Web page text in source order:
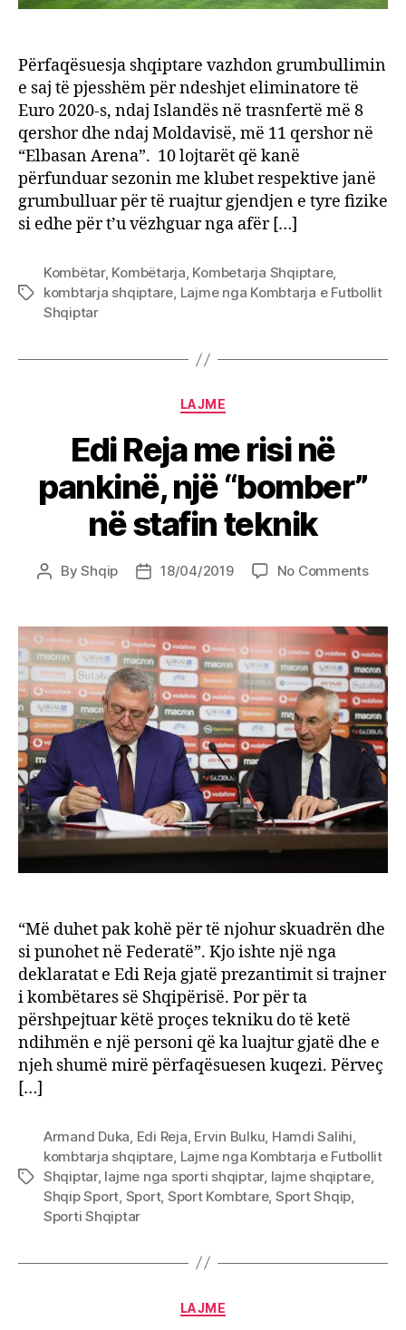
Përfaqësuesja shqiptare vazhdon grumbullimin
e saj të pjesshëm për ndeshjet eliminatore të
Euro 2020-s, ndaj Islandës në trasnfertë më 8
qershor dhe ndaj Moldavisë, më 11 qershor në
“Elbasan Arena”. 10 lojtarët që kanë
përfunduar sezonin me klubet respektive janë
grumbulluar për të ruajtur gjendjen e tyre fizike
si edhe për t’u vëzhguar nga afër […]
Tags
Kombëtar, Kombëtarja, Kombetarja Shqiptare,
kombtarja shqiptare, Lajme nga Kombtarja e Futbollit
Shqiptar
Categories
LAJME
Edi Reja me risi në
pankinë, një “bomber”
në stafin teknik
PostByShqip
Post18/04/2019 No Commentson
me
risi
në
një
në
stafin
teknik
“Më duhet pak kohë për të njohur skuadrën dhe
si punohet në Federatë”. Kjo ishte një nga
deklaratat e Edi Reja gjatë prezantimit si trajner
i kombëtares së Shqipërisë. Por për ta
përshpejtuar këtë proçes tekniku do të ketë
ndihmën e një personi që ka luajtur gjatë dhe e
njeh shumë mirë përfaqësuesen kuqezi. Përveç
[…]
Tags
Armand Duka, Edi Reja, Ervin Bulku, Hamdi Salihi,
kombtarja shqiptare, Lajme nga Kombtarja e Futbollit
Shqiptar, lajme nga sporti shqiptar, lajme shqiptare,
Shqip Sport, Sport, Sport Kombtare, Sport Shqip,
Sporti Shqiptar
Categories
LAJME